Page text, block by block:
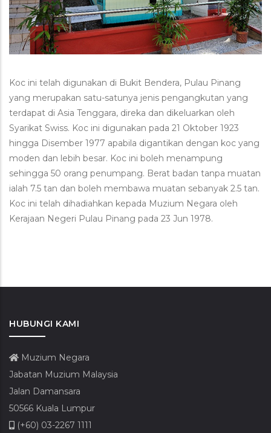
Koc ini telah digunakan di Bukit Bendera, Pulau Pinang
yang merupakan satu-satunya jenis pengangkutan yang
terdapat di Asia Tenggara, direka dan dikeluarkan oleh
Syarikat Swiss. Koc ini digunakan pada 21 Oktober 1923
hingga Disember 1977 apabila digantikan dengan koc yang
moden dan lebih besar. Koc ini boleh menampung
sehingga 50 orang penumpang. Berat badan tanpa muatan
ialah 7.5 tan dan boleh membawa muatan sebanyak 2.5 tan.
Koc ini telah dihadiahkan kepada Muzium Negara oleh
Kerajaan Negeri Pulau Pinang pada 23 Jun 1978.
HUBUNGI KAMI
Muzium Negara
Jabatan Muzium Malaysia
Jalan Damansara
50566 Kuala Lumpur
(+60) 03-2267 1111